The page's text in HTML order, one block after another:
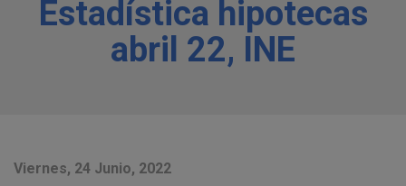
Estadística hipotecas
abril 22, INE
Viernes, 24 Junio, 2022